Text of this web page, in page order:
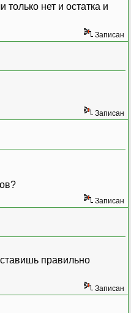
нет и остатка и
Записан
Записан
Записан
правильно
Записан